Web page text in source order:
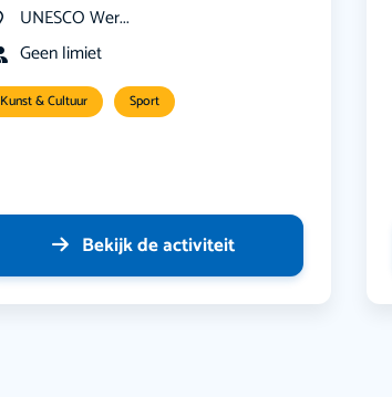
UNESCO Wer...
Geen limiet
Kunst & Cultuur Sport
Bekijk de activiteit